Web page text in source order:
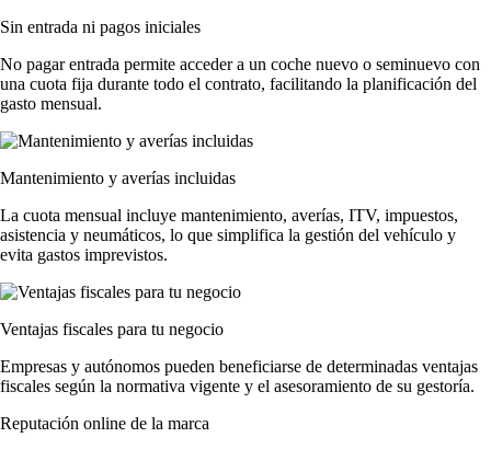
Sin entrada ni pagos iniciales
No pagar entrada permite acceder a un coche nuevo o seminuevo con
una cuota fija durante todo el contrato, facilitando la planificación del
gasto mensual.
Mantenimiento y averías incluidas
La cuota mensual incluye mantenimiento, averías, ITV, impuestos,
asistencia y neumáticos, lo que simplifica la gestión del vehículo y
evita gastos imprevistos.
Ventajas fiscales para tu negocio
Empresas y autónomos pueden beneficiarse de determinadas ventajas
fiscales según la normativa vigente y el asesoramiento de su gestoría.
Reputación online de la marca